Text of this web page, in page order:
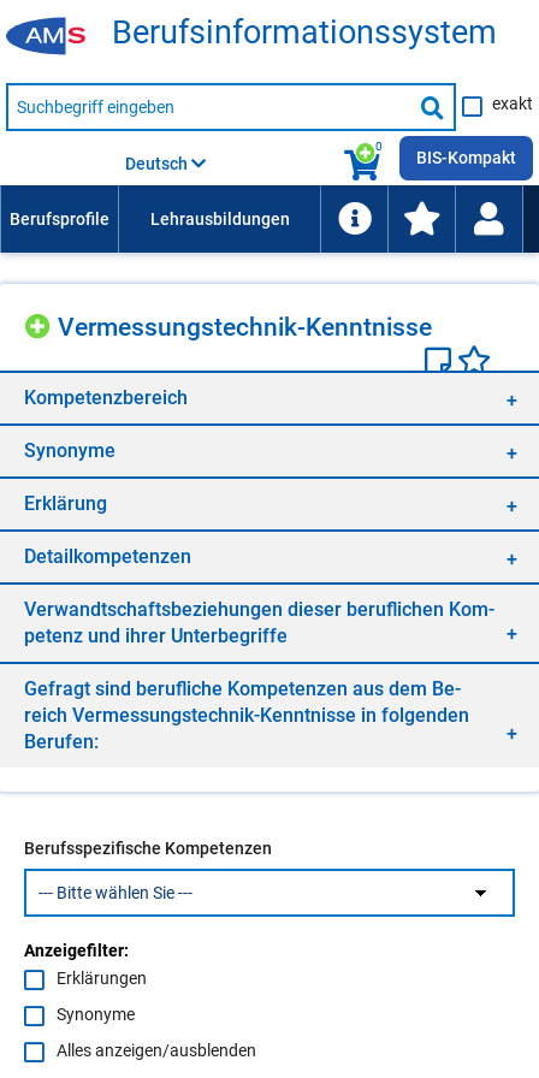
Be­rufs­in­for­ma­ti­ons­sys­tem
Suche
nach
Suche
starten
exakt
0
Deutsch BIS-Kompakt
Ver­mes­sungs­tech­nik-Kennt­nis­se
Kom­pe­tenz­be­reich
Syn­ony­me
Er­klä­rung
De­tail­kom­pe­ten­zen
Ver­wandt­schafts­be­zie­hun­gen die­ser be­ruf­li­chen Kom­
pe­tenz und ih­rer Un­ter­be­grif­fe
Ge­fragt sind be­ruf­li­che Kom­pe­ten­zen aus dem Be­
reich Ver­mes­sungs­tech­nik-Kennt­nis­se in fol­gen­den
Be­ru­fen:
Berufsspezifische Kompetenzen
Anzeigefilter:
Erklärungen
Synonyme
Alles anzeigen/ausblenden